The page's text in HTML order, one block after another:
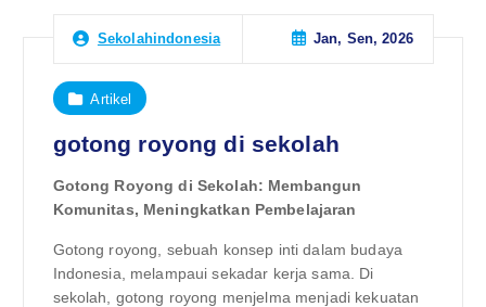
Sekolahindonesia Jan, Sen, 2026
Artikel
gotong royong di sekolah
Gotong Royong di Sekolah: Membangun
Komunitas, Meningkatkan Pembelajaran
Gotong royong, sebuah konsep inti dalam budaya
Indonesia, melampaui sekadar kerja sama. Di
sekolah, gotong royong menjelma menjadi kekuatan